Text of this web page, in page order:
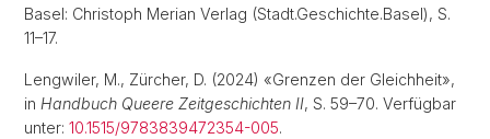
Basel: Christoph Merian Verlag (Stadt.Geschichte.Basel), S.
11–17.
Lengwiler, M., Zürcher, D. (2024) «Grenzen der Gleichheit»,
in Handbuch Queere Zeitgeschichten II, S. 59–70. Verfügbar
unter: 10.1515/9783839472354-005.